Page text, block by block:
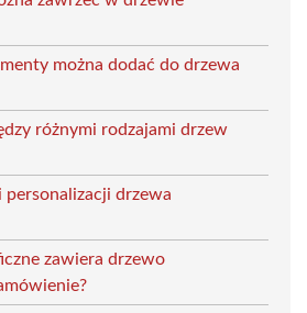
można dodać do drzewa
różnymi rodzajami drzew
personalizacji drzewa
zawiera drzewo